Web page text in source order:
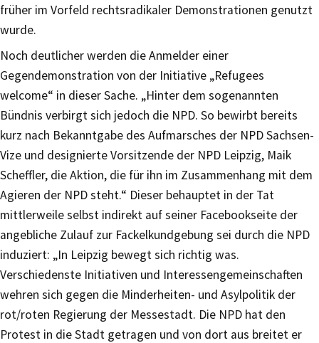
früher im Vorfeld rechtsradikaler Demonstrationen genutzt
wurde.
Noch deutlicher werden die Anmelder einer
Gegendemonstration von der Initiative „Refugees
welcome“ in dieser Sache. „Hinter dem sogenannten
Bündnis verbirgt sich jedoch die NPD. So bewirbt bereits
kurz nach Bekanntgabe des Aufmarsches der NPD Sachsen-
Vize und designierte Vorsitzende der NPD Leipzig, Maik
Scheffler, die Aktion, die für ihn im Zusammenhang mit dem
Agieren der NPD steht.“ Dieser behauptet in der Tat
mittlerweile selbst indirekt auf seiner Facebookseite der
angebliche Zulauf zur Fackelkundgebung sei durch die NPD
induziert: „In Leipzig bewegt sich richtig was.
Verschiedenste Initiativen und Interessengemeinschaften
wehren sich gegen die Minderheiten- und Asylpolitik der
rot/roten Regierung der Messestadt. Die NPD hat den
Protest in die Stadt getragen und von dort aus breitet er